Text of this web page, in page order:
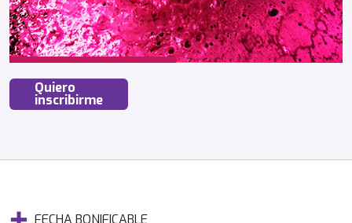
Quiero
inscribirme
FECHA BONIFICABLE